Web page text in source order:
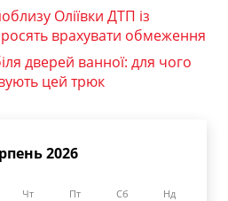
Оліївки ДТП із
врахувати обмеження
дверей ванної: для чого
цей трюк
2026
Чт Пт Сб Нд